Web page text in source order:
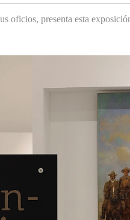
oficios, presenta esta